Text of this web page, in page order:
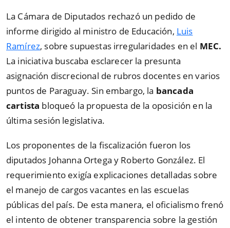
La Cámara de Diputados rechazó un pedido de
informe dirigido al ministro de Educación, Luis
Ramírez, sobre supuestas irregularidades en el MEC.
La iniciativa buscaba esclarecer la presunta
asignación discrecional de rubros docentes en varios
puntos de Paraguay. Sin embargo, la bancada
cartista bloqueó la propuesta de la oposición en la
última sesión legislativa.
Los proponentes de la fiscalización fueron los
diputados Johanna Ortega y Roberto González. El
requerimiento exigía explicaciones detalladas sobre
el manejo de cargos vacantes en las escuelas
públicas del país. De esta manera, el oficialismo frenó
el intento de obtener transparencia sobre la gestión